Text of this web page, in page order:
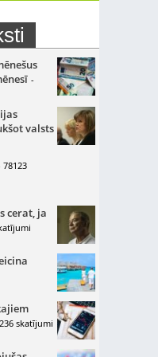
-
valsts
78123
cerat, ja
skatījumi